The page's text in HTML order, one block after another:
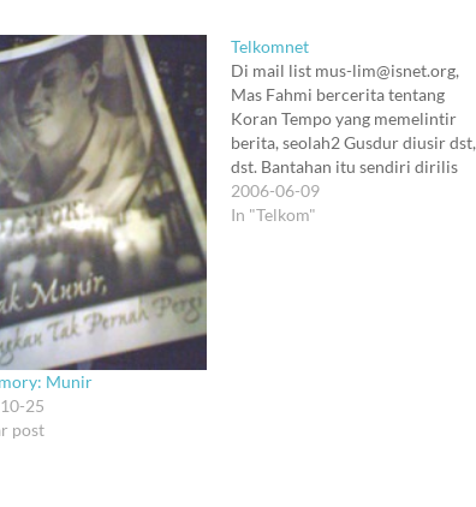
Munir
25
post
Telkomnet
Di mail list mus-lim@isnet.org,
Mas Fahmi bercerita tentang
Koran Tempo yang memelintir
berita, seolah2 Gusdur diusir dst,
dst. Bantahan itu sendiri dirilis
oleh Juru Bicara Hizbut Tahrir
Indonesia. Lepas beberapa hari,
2006-06-09
In "Telkom"